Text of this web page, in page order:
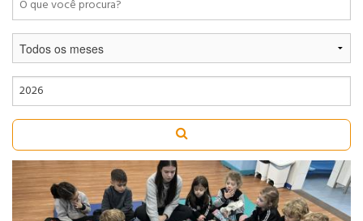
ADMINISTRAÇÃO
COMÉRCIO
EXTERIOR
92
93
93
93
90